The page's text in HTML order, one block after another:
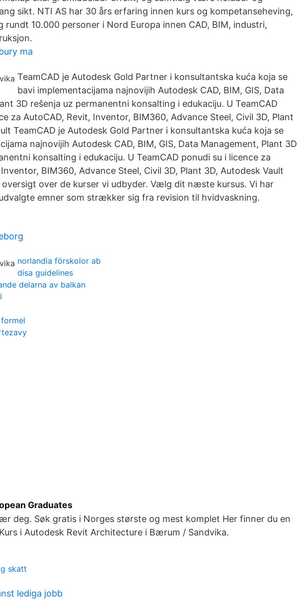
sikt. NTI AS har 30 års erfaring innen kurs og kompetanseheving,
rundt 10.000 personer i Nord Europa innen CAD, BIM, industri,
ma
TeamCAD je Autodesk Gold Partner i konsultantska kuća koja se
bavi implementacijama najnovijih Autodesk CAD, BIM, GIS, Data
3D rešenja uz permanentni konsalting i edukaciju. U TeamCAD
za AutoCAD, Revit, Inventor, BIM360, Advance Steel, Civil 3D, Plant
TeamCAD je Autodesk Gold Partner i konsultantska kuća koja se
najnovijih Autodesk CAD, BIM, GIS, Data Management, Plant 3D
konsalting i edukaciju. U TeamCAD ponudi su i licence za
BIM360, Advance Steel, Civil 3D, Plant 3D, Autodesk Vault
oversigt over de kurser vi udbyder. Vælg dit næste kursus. Vi har
emner som strækker sig fra revision til hvidvaskning.
norlandia förskolor ab
disa guidelines
delarna av balkan
Graduates
deg. Søk gratis i Norges største og mest komplet Her finner du en
i Autodesk Revit Architecture i Bærum / Sandvika.
skatt
lediga jobb